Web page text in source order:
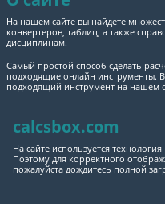
На нашем сайте вы найдете
конвертеров, таблиц, а также
дисциплинам.
Самый простой способ сделать
подходящие онлайн инструменты.
подходящий инструмент на нашем
calcsbox.com
На сайте используется технология
Поэтому для корректного
пожалуйста дождитесь полной